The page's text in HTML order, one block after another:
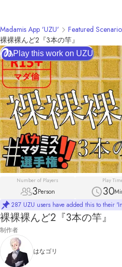
Madamis App 'UZU' Featured
裸裸裸んど2『3本の竿』
Number of Players
3Person
Play
30
287 UZU users have added this to their
Play this work on UZU
裸裸裸んど2『3本の竿』
制作者
はなゴリ